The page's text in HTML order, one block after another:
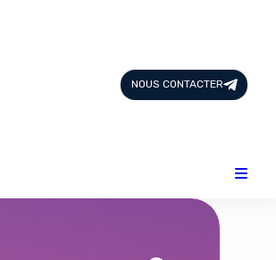
NOUS CONTACTER
Design & Créativité